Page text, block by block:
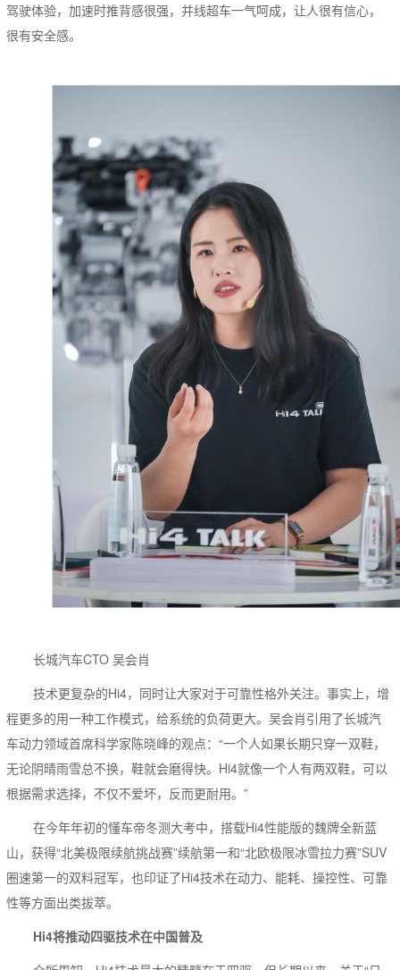
驾驶体验，加速时推背感很强，并线超车一气呵成，让人很有信心，
很有安全感。
长城汽车CTO 吴会肖
技术更复杂的Hi4，同时让大家对于可靠性格外关注。事实上，增
程更多的用一种工作模式，给系统的负荷更大。吴会肖引用了长城汽
车动力领域首席科学家陈晓峰的观点：“一个人如果长期只穿一双鞋，
无论阴晴雨雪总不换，鞋就会磨得快。Hi4就像一个人有两双鞋，可以
根据需求选择，不仅不爱坏，反而更耐用。”
在今年年初的懂车帝冬测大考中，搭载Hi4性能版的魏牌全新蓝
山，获得“北美极限续航挑战赛”续航第一和“北欧极限冰雪拉力赛”SUV
圈速第一的双料冠军，也印证了Hi4技术在动力、能耗、操控性、可靠
性等方面出类拔萃。
Hi4将推动四驱技术在中国普及